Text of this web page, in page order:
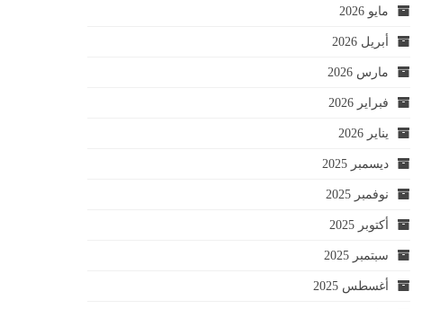
مايو 2026
أبريل 2026
مارس 2026
فبراير 2026
يناير 2026
ديسمبر 2025
نوفمبر 2025
أكتوبر 2025
سبتمبر 2025
أغسطس 2025